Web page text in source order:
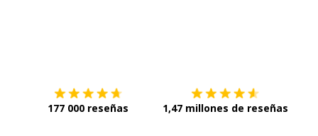
177 000 reseñas 1,47 millones de reseñas